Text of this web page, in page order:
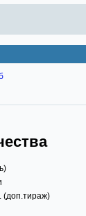
(доп.тираж)